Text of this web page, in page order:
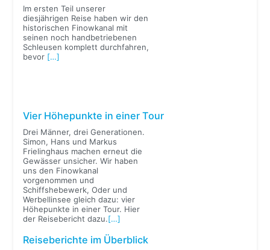
Im ersten Teil unserer
diesjährigen Reise haben wir den
historischen Finowkanal mit
seinen noch handbetriebenen
Schleusen komplett durchfahren,
bevor […]
Vier Höhepunkte in einer Tour
Drei Männer, drei Generationen.
Simon, Hans und Markus
Frielinghaus machen erneut die
Gewässer unsicher. Wir haben
uns den Finowkanal
vorgenommen und
Schiffshebewerk, Oder und
Werbellinsee gleich dazu: vier
Höhepunkte in einer Tour. Hier
der Reisebericht dazu.[…]
Reiseberichte im Überblick